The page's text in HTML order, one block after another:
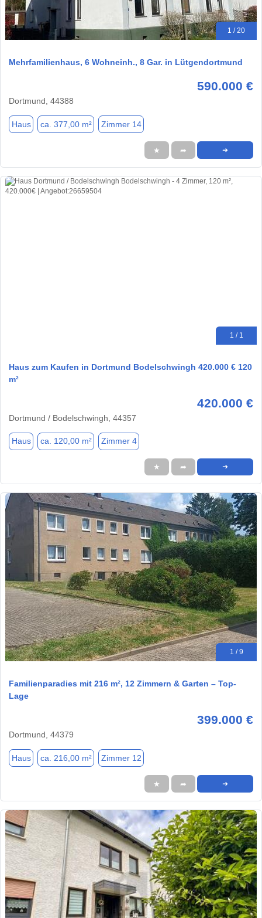
1 / 20
Mehrfamilienhaus, 6 Wohneinh., 8 Gar. in Lütgendortmund
590.000 €
Dortmund, 44388
Haus ca. 377,00 m² Zimmer 14
★ ➦ ➜
1 / 1
Haus zum Kaufen in Dortmund Bodelschwingh 420.000 € 120
m²
420.000 €
Dortmund / Bodelschwingh, 44357
Haus ca. 120,00 m² Zimmer 4
★ ➦ ➜
1 / 9
Familienparadies mit 216 m², 12 Zimmern & Garten – Top-
Lage
399.000 €
Dortmund, 44379
Haus ca. 216,00 m² Zimmer 12
★ ➦ ➜